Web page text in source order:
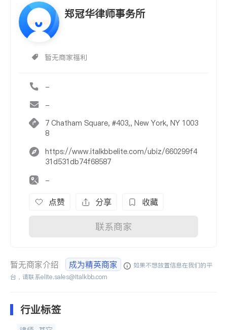
郑冠华律师事务所
暂无商家福利
-
-
7 Chatham Square, #403,, New York, NY 1003
8
https://www.italkbbelite.com/ubiz/660299f4
31d531db74f68587
-
点赞 分享 收藏
联系商家
暂无商家介绍 成为精英商家
如果不想放置信息在我们的平
台，请联系elite.sales@italkbb.com
行业标签